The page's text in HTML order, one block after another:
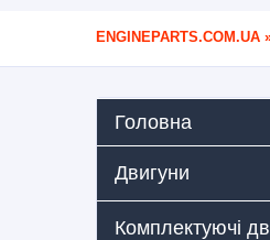
ENGINEPARTS.COM.UA
Головна
Двигуни
Комплектуючі